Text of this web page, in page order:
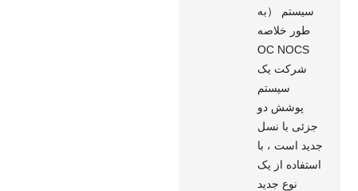
سیستم （به
طور خلاصه
OC NOCS
شرکت یک
سیستم
پوشش دو
جزئی با نسل
جدید است ، با
استفاده از یک
نوع جدید